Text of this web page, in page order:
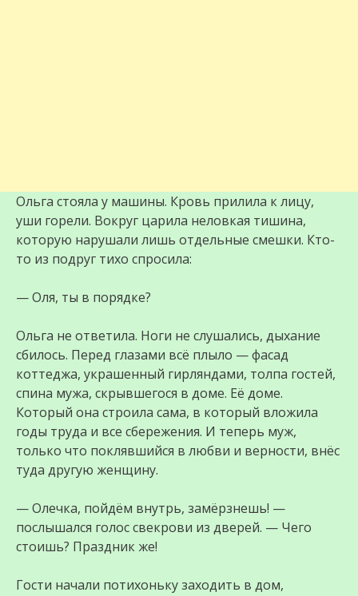
Ольга стояла у машины. Кровь прилила к лицу,
уши горели. Вокруг царила неловкая тишина,
которую нарушали лишь отдельные смешки. Кто-
то из подруг тихо спросила:
— Оля, ты в порядке?
Ольга не ответила. Ноги не слушались, дыхание
сбилось. Перед глазами всё плыло — фасад
коттеджа, украшенный гирляндами, толпа гостей,
спина мужа, скрывшегося в доме. Её доме.
Который она строила сама, в который вложила
годы труда и все сбережения. И теперь муж,
только что поклявшийся в любви и верности, внёс
туда другую женщину.
— Олечка, пойдём внутрь, замёрзнешь! —
послышался голос свекрови из дверей. — Чего
стоишь? Праздник же!
Гости начали потихоньку заходить в дом,